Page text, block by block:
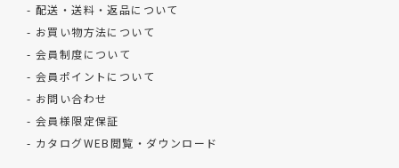
配送・送料・返品について
お買い物方法について
会員制度について
会員ポイントについて
お問い合わせ
会員様限定保証
カタログWEB閲覧・ダウンロード